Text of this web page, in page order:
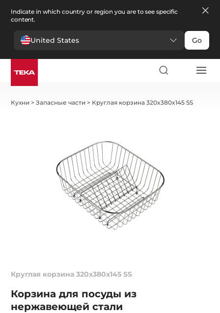
Indicate in which country or region you are to see specific
content.
United States Go
Кухни >Запасные части > Круглая корзина 320x380x145 SS
Круглая корзина 320x380x145 SS
Корзина для посуды из
нержавеющей стали